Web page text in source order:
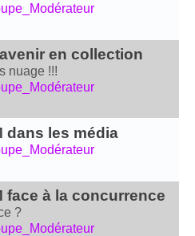
en collection
nuage !!!
dans les média
face à la concurrence
?